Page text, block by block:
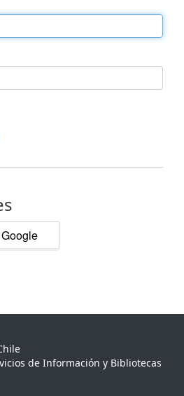
de Información y Bibliotecas